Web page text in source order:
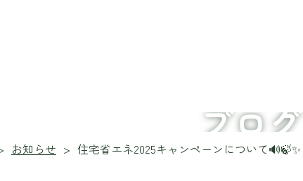
ブログ
お知らせ 住宅省エネ2025キャンペーンについて🔊🍃✨